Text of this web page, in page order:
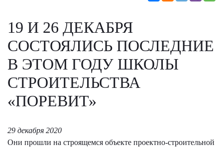
19 И 26 ДЕКАБРЯ
СОСТОЯЛИСЬ ПОСЛЕДНИЕ
В ЭТОМ ГОДУ ШКОЛЫ
СТРОИТЕЛЬСТВА
«ПОРЕВИТ»
29 декабря 2020
Они прошли на строящемся объекте проектно-строительной